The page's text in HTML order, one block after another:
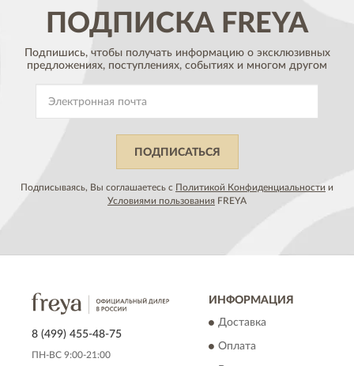
ПОДПИСКА FREYA
Подпишись, чтобы получать информацию о эксклюзивных
предложениях, поступлениях, событиях и многом другом
ПОДПИСАТЬСЯ
Подписываясь, Вы соглашаетесь с Политикой Конфиденциальности и
Условиями пользования FREYA
8 (499) 455-48-75
ПН-ВС 9:00-21:00
ИНФОРМАЦИЯ
Доставка
Оплата